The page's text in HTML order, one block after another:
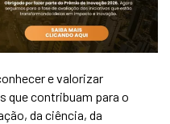
e valorizar
que contribuam para o
da ciência, da